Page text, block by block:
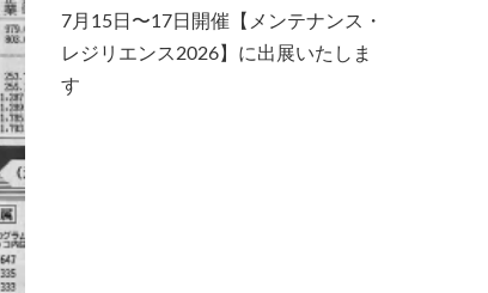
7月15日〜17日開催【メンテナンス・
レジリエンス2026】に出展いたしま
す